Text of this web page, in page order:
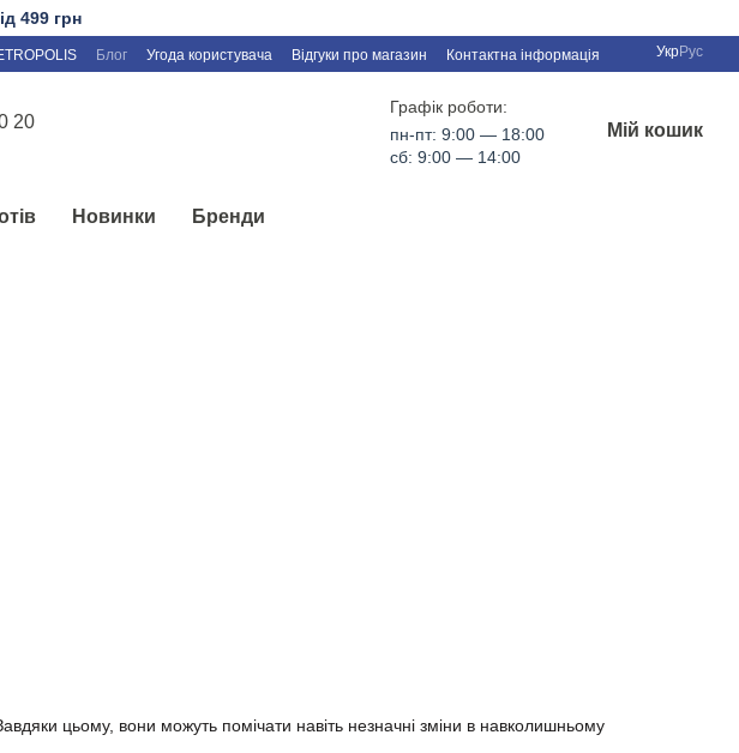
499 грн
Блог Угода користувача Відгуки про магазин Контактна інформація УкрРус
20
Графік роботи:
пн-пт: 9:00 — 18:00
сб: 9:00 — 14:00
Мій кошик
Новинки Бренди
цьому, вони можуть помічати навіть незначні зміни в навколишньому